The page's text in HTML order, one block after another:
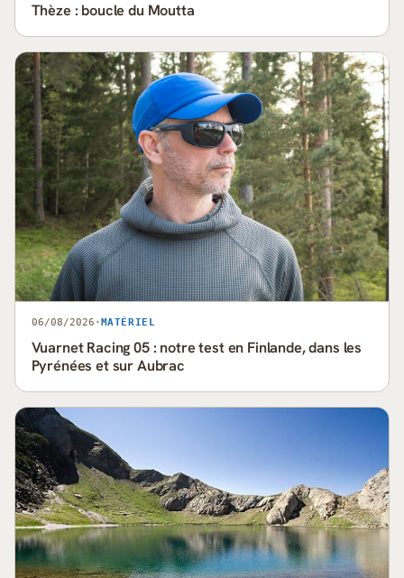
Thèze : boucle du Moutta
06/08/2026 · MATÉRIEL
Vuarnet Racing 05 : notre test en Finlande, dans les
Pyrénées et sur Aubrac